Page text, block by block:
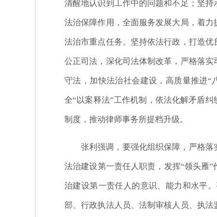
清醒地认识到工作中的问题和不足；坚
法治保障作用，全面服务发展大局，着
法治市重点任务。坚持依法行政，打造
公正司法，深化司法体制改革，严格落
守法，加快法治社会建设，高质量推进
全“以案释法”工作机制，依法化解矛盾
制度，推动律师事务所提档升级。
张利强调，要强化组织保障，严格
法治建设第一责任人职责，发挥“领头雁
治建设第一责任人的意识、能力和水平
部、行政执法人员、法制审核人员、执